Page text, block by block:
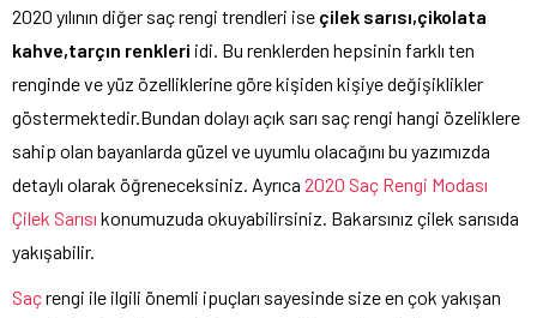
2020 yılının diğer saç rengi trendleri ise çilek sarısı,çikolata
kahve,tarçın renkleri idi. Bu renklerden hepsinin farklı ten
renginde ve yüz özelliklerine göre kişiden kişiye değişiklikler
göstermektedir.Bundan dolayı açık sarı saç rengi hangi özeliklere
sahip olan bayanlarda güzel ve uyumlu olacağını bu yazımızda
detaylı olarak öğreneceksiniz. Ayrıca 2020 Saç Rengi Modası
Çilek Sarısı konumuzuda okuyabilirsiniz. Bakarsınız çilek sarısıda
yakışabilir.
Saçrengi ile ilgili önemli ipuçları sayesinde size en çok yakışan